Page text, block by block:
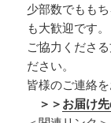
少部数でもも
も大歓迎です。
ご協力くださ
ださい。
皆様のご連絡
＞＞ お届け